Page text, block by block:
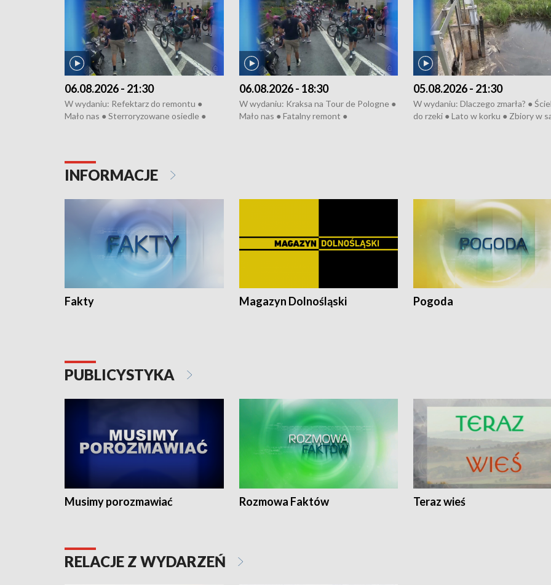
06.08.2026 - 21:30
W wydaniu: Refektarz do remontu ●
Mało nas ● Sterroryzowane osiedle ●
Pologne
06.08.2026 - 18:30
W wydaniu: Kraksa na Tour de Pologne ●
Mało nas ● Fatalny remont ●
05.08.2026 - 21:30
W wydaniu: Dlaczego zmarła? ●
do rzeki ● Lato w korku ● Zbiory w
INFORMACJE
Fakty Magazyn Dolnośląski Pogoda
PUBLICYSTYKA
Musimy porozmawiać Rozmowa Faktów Teraz wieś
RELACJE Z WYDARZEŃ